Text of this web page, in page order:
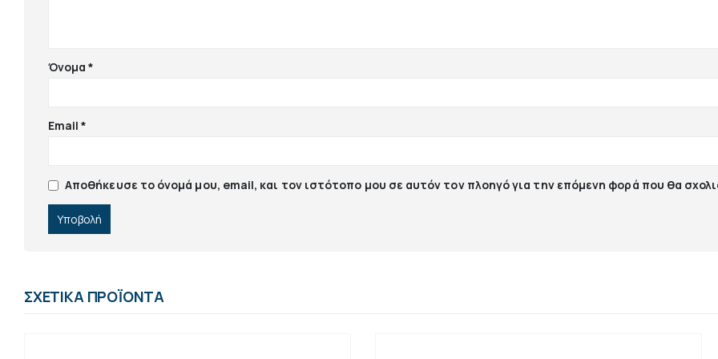
Όνομα*
Email*
Αποθήκευσε το όνομά μου, email, και τον ιστότοπο μου σε αυτόν τον πλοηγό για την επόμενη φορά που θα
ΣΧΕΤΙΚΆ ΠΡΟΪΌΝΤΑ